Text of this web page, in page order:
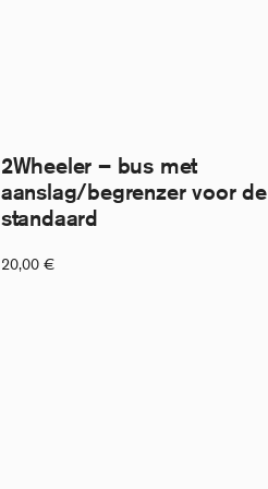
2Wheeler – bus met
aanslag/begrenzer voor de
standaard
20,00 €